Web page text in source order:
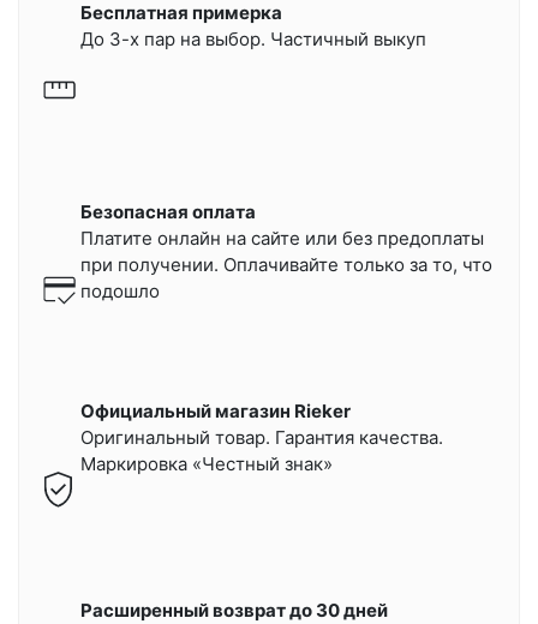
Бесплатная примерка
До 3-х пар на выбор. Частичный выкуп
Безопасная оплата
Платите онлайн на сайте или без предоплаты
при получении. Оплачивайте только за то, что
подошло
Официальный магазин Rieker
Оригинальный товар. Гарантия качества.
Маркировка «Честный знак»
Расширенный возврат до 30 дней